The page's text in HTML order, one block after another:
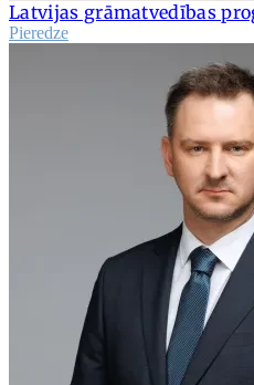
Latvijas grāmatvedības
Pieredze